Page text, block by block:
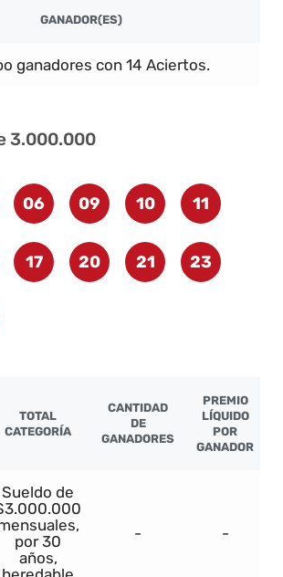
GANADOR(ES)
ganadores con 14 Aciertos.
3.000.000
06 09 10 11
17 20 21 23
TOTAL
CATEGORÍA
CANTIDAD
DE
GANADORES
PREMIO
LÍQUIDO
POR
GANADOR
Sueldo de
por 30
años,
- -